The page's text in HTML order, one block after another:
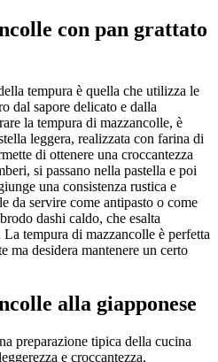
con pan grattato
tempura è quella che utilizza le
dal sapore delicato e dalla
la tempura di mazzancolle, è
leggera, realizzata con farina di
di ottenere una croccantezza
si passano nella pastella e poi
una consistenza rustica e
da servire come antipasto o come
dashi caldo, che esalta
tempura di mazzancolle è perfetta
ma desidera mantenere un certo
alla giapponese
preparazione tipica della cucina
e croccantezza.